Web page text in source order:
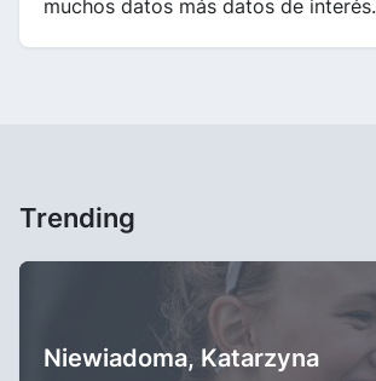
muchos datos más datos de interés.
Trending
Niewiadoma, Katarzyna